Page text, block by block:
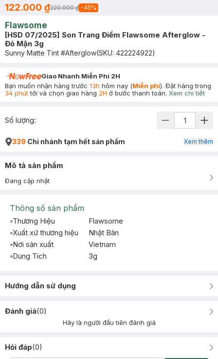
122.000 ₫220.000 ₫ -45%
Flawsome
[HSD 07/2025] Son Trang Điểm Flawsome Afterglow -
Đỏ Mận 3g
Sunny Matte Tint #Afterglow(SKU: 422224922)
Giao Nhanh Miễn Phí 2H
Bạn muốn nhận hàng trước 13h hôm nay (Miễn phí). Đặt hàng trong
34 phúttới và chọn giao hàng 2H ở bước thanh toán. Xem chi tiết
Số lượng:
339 Chi nhánh tạm hết sản phẩm Xem thêm
Mô tả sản phẩm
Đang cập nhật
Thông số sản phẩm
Thương Hiệu
Flawsome
Xuất xứ thương hiệu
Nhật Bản
Nơi sản xuất
Vietnam
Dung Tích
3g
Hướng dẫn sử dụng
Đánh giá(0)
Hãy là người đầu tiên đánh giá
Hỏi đáp(0)